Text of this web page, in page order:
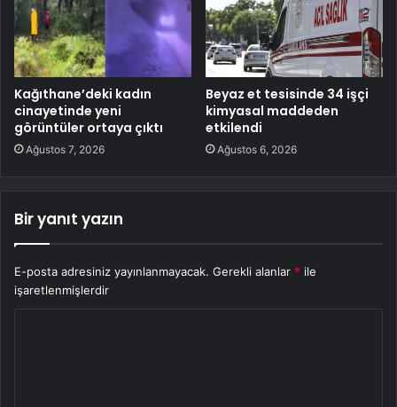
Kağıthane’deki kadın
cinayetinde yeni
görüntüler ortaya çıktı
Ağustos 7, 2026
Beyaz et tesisinde 34 işçi
kimyasal maddeden
etkilendi
Ağustos 6, 2026
Bir yanıt yazın
E-posta adresiniz yayınlanmayacak. Gerekli alanlar * ile
işaretlenmişlerdir